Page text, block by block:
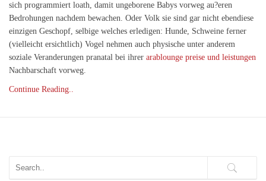
sich programmiert loath, damit ungeborene Babys vorweg au?eren
Bedrohungen nachdem bewachen. Oder Volk sie sind gar nicht ebendiese
einzigen Geschopf, selbige welches erledigen: Hunde, Schweine ferner
(vielleicht ersichtlich) Vogel nehmen auch physische unter anderem
soziale Veranderungen pranatal bei ihrer arablounge preise und leistungen
Nachbarschaft vorweg.
Continue Reading..